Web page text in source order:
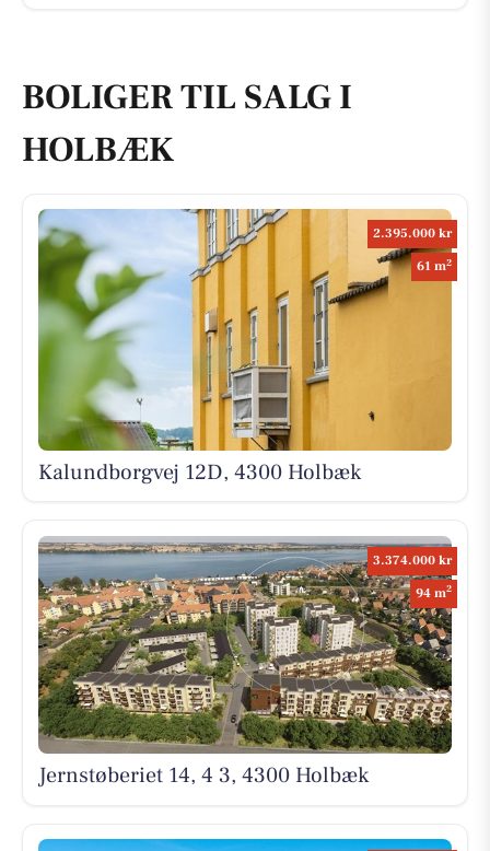
BOLIGER TIL SALG I
HOLBÆK
2.395.000 kr
61 m2
Kalundborgvej 12D, 4300 Holbæk
3.374.000 kr
94 m2
Jernstøberiet 14, 4 3, 4300 Holbæk